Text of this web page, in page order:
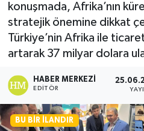
konuşmada, Afrika’nın
stratejik önemine dikkat
Türkiye’nin Afrika ile
artarak 37 milyar dolara
HABER MERKEZI
EDITÖR
BU BIR İLANDIR